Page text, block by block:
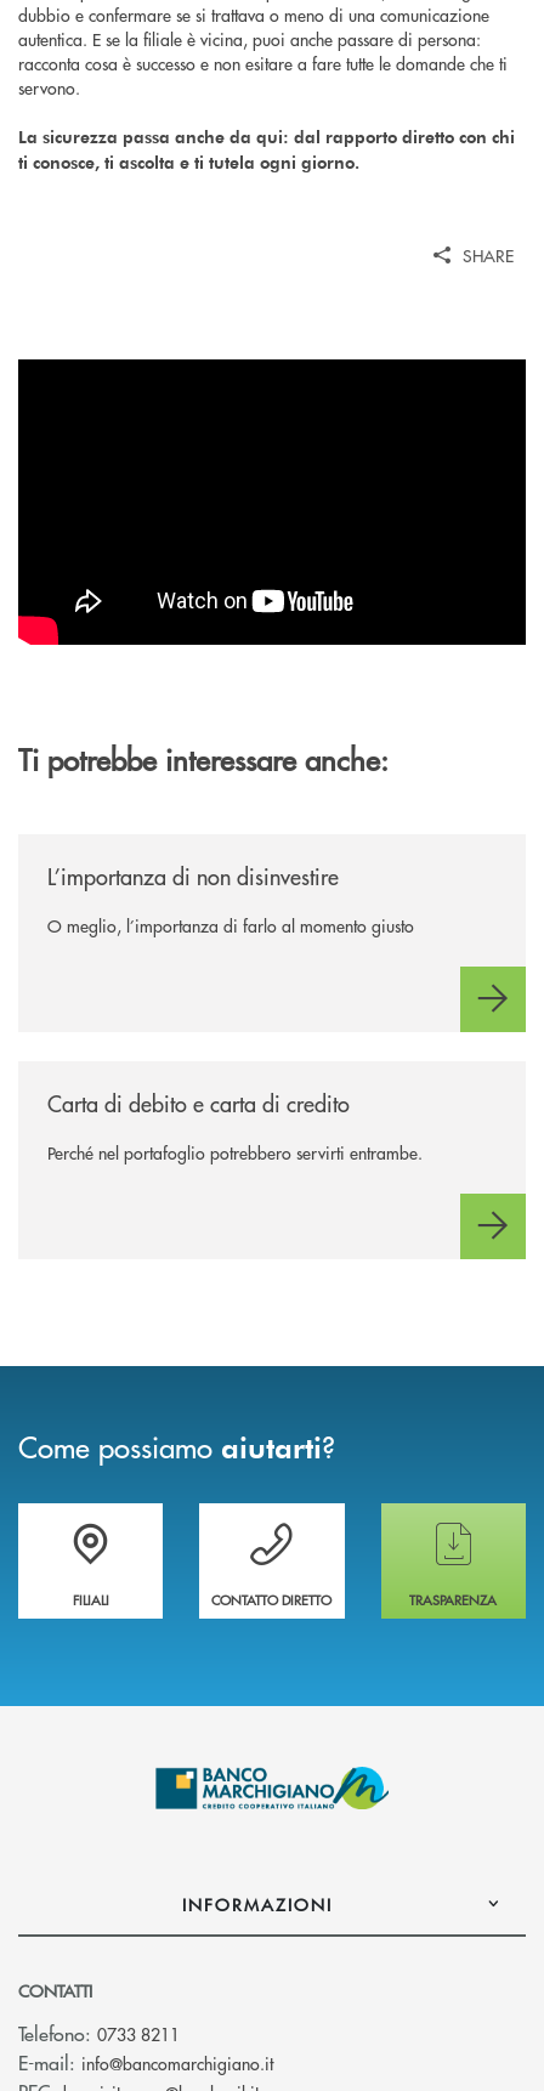
dubbio e confermare se si trattava o meno di una comunicazione
autentica. E se la filiale è vicina, puoi anche passare di persona:
racconta cosa è successo e non esitare a fare tutte le domande che ti
servono.
La sicurezza passa anche da qui: dal rapporto diretto con chi
ti conosce, ti ascolta e ti tutela ogni giorno.
SHARE
Ti potrebbe interessare anche:
L’importanza di non disinvestire
O meglio, l’importanza di farlo al momento giusto
Carta di debito e carta di credito
Perché nel portafoglio potrebbero servirti entrambe.
Come possiamo aiutarti?
Trova la filiale più vicina a te
FILIALI
Hai bisogno di assistenza immediata ?
CONTATTO DIRETTO
Hai bisogno di
TRASPARENZA
INFORMAZIONI
CONTATTI
Telefono: 0733 8211
E-mail: info@bancomarchigiano.it(si apre l’app di posta